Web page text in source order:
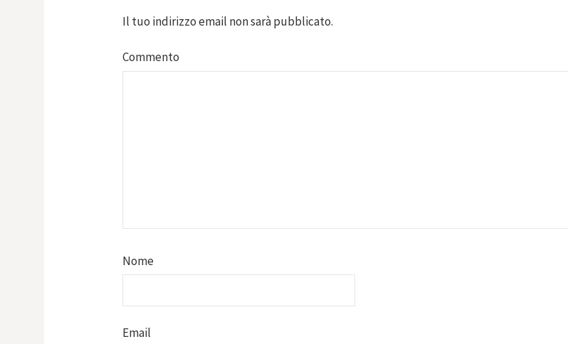
Il tuo indirizzo email non sarà pubblicato.
Commento
Nome
Email